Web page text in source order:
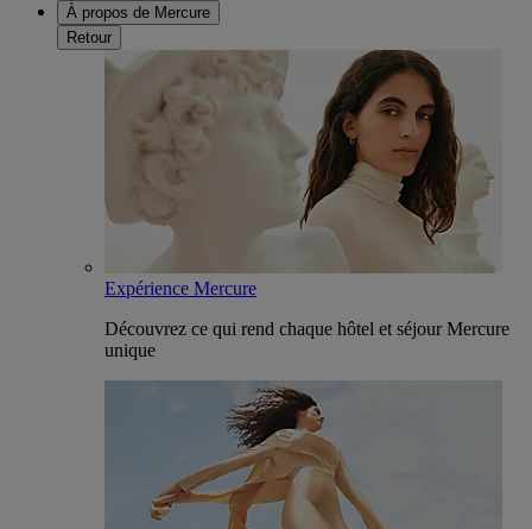
À propos de Mercure
Retour
Expérience Mercure
Découvrez ce qui rend chaque hôtel et séjour Mercure
unique